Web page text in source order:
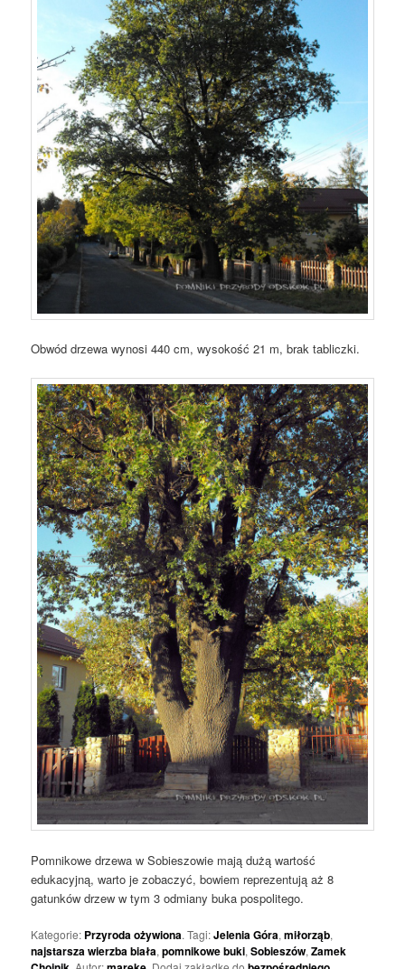
Obwód drzewa wynosi 440 cm, wysokość 21 m, brak tabliczki.
Pomnikowe drzewa w Sobieszowie mają dużą wartość
edukacyjną, warto je zobaczyć, bowiem reprezentują aż 8
gatunków drzew w tym 3 odmiany buka pospolitego.
Kategorie: Przyroda ożywiona. Tagi:Jelenia Góra,miłorząb,
najstarsza wierzba biała,pomnikowe buki,Sobieszów,Zamek